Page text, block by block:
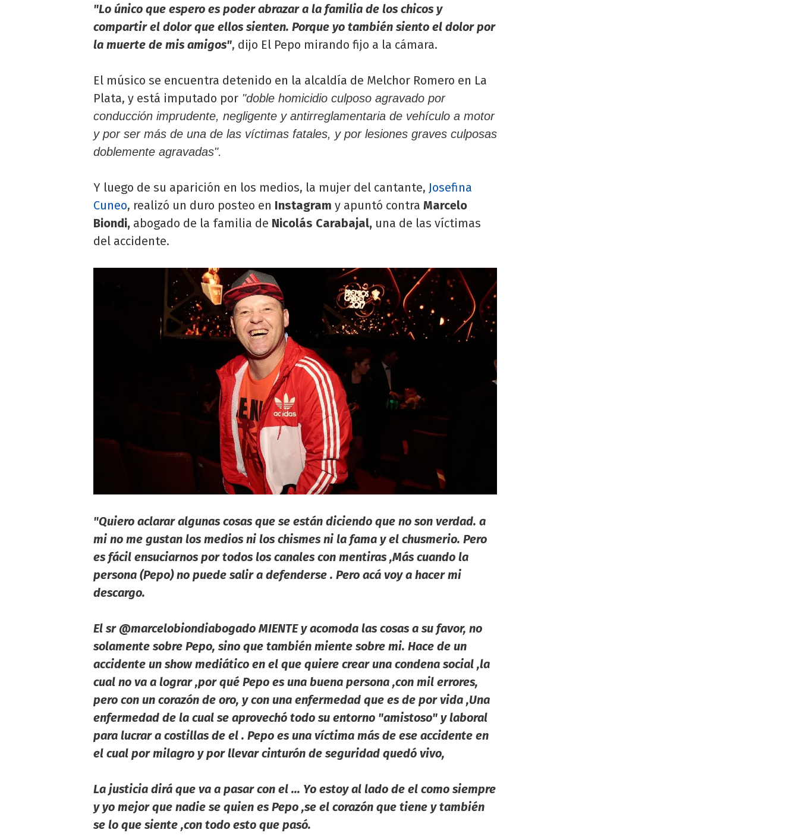
"Lo único que espero es poder abrazar a la familia de los chicos y
compartir el dolor que ellos sienten. Porque yo también siento el dolor por
la muerte de mis amigos", dijo El Pepo mirando fijo a la cámara.
El músico se encuentra detenido en la alcaldía de Melchor Romero en La
Plata, y está imputado por "doble homicidio culposo agravado por
conducción imprudente, negligente y antirreglamentaria de vehículo a motor
y por ser más de una de las víctimas fatales, y por lesiones graves culposas
doblemente agravadas".
Y luego de su aparición en los medios, la mujer del cantante, Josefina
Cuneo, realizó un duro posteo en Instagram y apuntó contra Marcelo
Biondi, abogado de la familia de Nicolás Carabajal, una de las víctimas
del accidente.
"Quiero aclarar algunas cosas que se están diciendo que no son verdad. a
mi no me gustan los medios ni los chismes ni la fama y el chusmerio. Pero
es fácil ensuciarnos por todos los canales con mentiras ,Más cuando la
persona (Pepo) no puede salir a defenderse . Pero acá voy a hacer mi
descargo.
El sr @marcelobiondiabogado MIENTE y acomoda las cosas a su favor, no
solamente sobre Pepo, sino que también miente sobre mi. Hace de un
accidente un show mediático en el que quiere crear una condena social ,la
cual no va a lograr ,por qué Pepo es una buena persona ,con mil errores,
pero con un corazón de oro, y con una enfermedad que es de por vida ,Una
enfermedad de la cual se aprovechó todo su entorno "amistoso" y laboral
para lucrar a costillas de el . Pepo es una víctima más de ese accidente en
el cual por milagro y por llevar cinturón de seguridad quedó vivo,
La justicia dirá que va a pasar con el ... Yo estoy al lado de el como siempre
y yo mejor que nadie se quien es Pepo ,se el corazón que tiene y también
se lo que siente ,con todo esto que pasó.